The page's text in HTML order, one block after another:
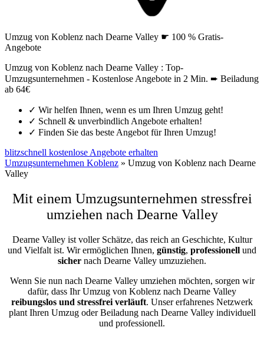
Umzug von Koblenz nach Dearne Valley ☛ 100 % Gratis-
Angebote
Umzug von Koblenz nach Dearne Valley : Top-
Umzugsunternehmen - Kostenlose Angebote in 2 Min. ➨ Beiladung
ab 64€
✓ Wir helfen Ihnen, wenn es um Ihren Umzug geht!
✓ Schnell & unverbindlich Angebote erhalten!
✓ Finden Sie das beste Angebot für Ihren Umzug!
blitzschnell kostenlose Angebote erhalten
Umzugsunternehmen Koblenz » Umzug von Koblenz nach Dearne
Valley
Mit einem Umzugsunternehmen stressfrei
umziehen nach Dearne Valley
Dearne Valley ist voller Schätze, das reich an Geschichte, Kultur
und Vielfalt ist. Wir ermöglichen Ihnen, günstig, professionell und
sicher nach Dearne Valley umzuziehen.
Wenn Sie nun nach Dearne Valley umziehen möchten, sorgen wir
dafür, dass Ihr Umzug von Koblenz nach Dearne Valley
reibungslos und stressfrei verläuft. Unser erfahrenes Netzwerk
plant Ihren Umzug oder Beiladung nach Dearne Valley individuell
und professionell.